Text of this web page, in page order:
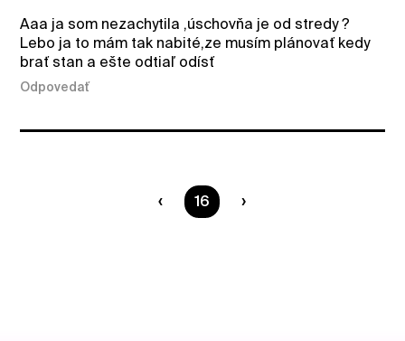
Aaa ja som nezachytila ,úschovňa je od stredy ?
Lebo ja to mám tak nabité,ze musím plánovať kedy
brať stan a ešte odtiaľ odísť
Odpovedať
Ste na strane
16